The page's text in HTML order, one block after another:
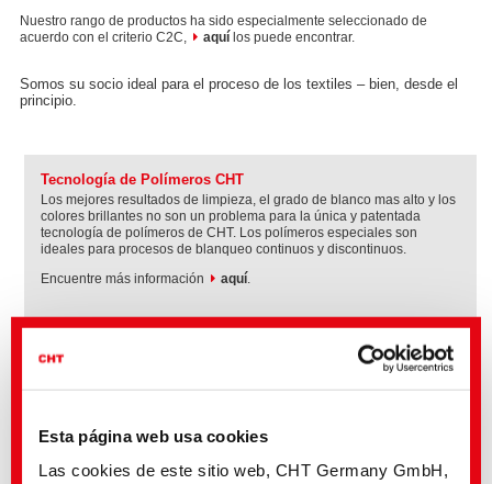
Esta página web usa cookies
Las cookies de este sitio web, CHT Germany GmbH,
Nuestro rango de productos ha sido especialmente seleccionado de
acuerdo con el criterio C2C,
aquí los puede encontrar.
Somos su socio ideal para el proceso de los textiles – bien, desde el
principio.
Tecnología de Polímeros CHT
Los mejores resultados de limpieza, el grado de blanco mas alto y los
colores brillantes no son un problema para la única y patentada
tecnología de polímeros de CHT. Los polímeros especiales son
ideales para procesos de blanqueo continuos y discontinuos.
Encuentre más información
aquí.
Médias associés
Textile Solutions
VARIO BLEACH 4P |
Cellulose